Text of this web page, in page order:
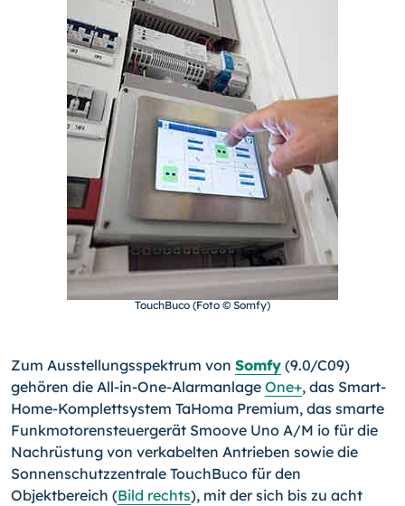
TouchBuco (Foto © Somfy)
Zum Ausstellungsspektrum von Somfy (9.0/C09)
gehören die All-in-One-Alarmanlage One+, das Smart-
Home-Kom­plett­sys­tem TaHoma Premium, das smarte
Funkmotorensteuergerät Smoove Uno A/M io für die
Nachrüstung von verkabelten Antrieben sowie die
Sonnenschutzzentrale TouchBuco für den
Objektbereich (Bild rechts), mit der sich bis zu acht